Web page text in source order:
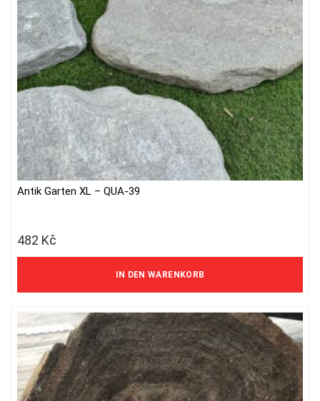
Antik Garten XL – QUA-39
482 Kč
398 Kč ohne MwSt.
IN DEN WARENKORB